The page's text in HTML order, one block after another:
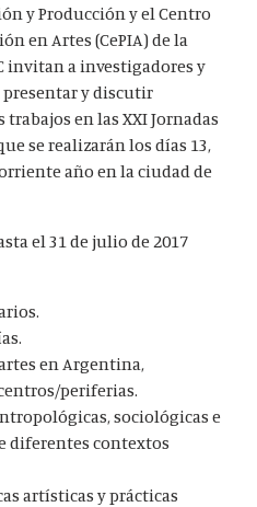
y Producción y el Centro
en Artes (CePIA) de la
invitan a investigadores y
y discutir
en las XXI Jornadas
se realizarán los días 13,
año en la ciudad de
el 31 de julio de 2017
en Argentina,
periferias.
sociológicas e
diferentes contextos
artísticas y prácticas